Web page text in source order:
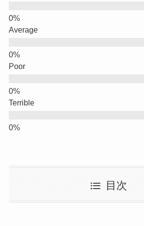
Average
Poor
Terrible
目次